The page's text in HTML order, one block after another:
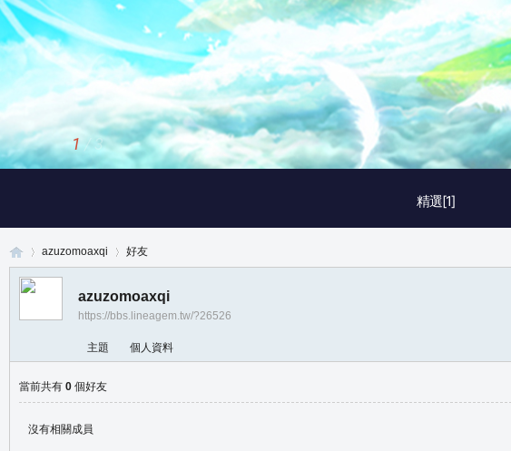
精選[1]
1 / 3
azuzomoaxqi 好友
azuzomoaxqi
https://bbs.lineagem.tw/?26526
主題 個人資料
當前共有 0 個好友
沒有相關成員